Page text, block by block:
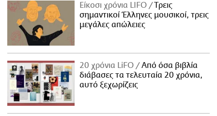
Είκοσι χρόνια LIFO
Tρεις
σημαντικοί Έλληνες μουσικοί, τρεις
μεγάλες απώλειες
20 χρόνια LiFO
Από όσα βιβλία
διάβασες τα τελευταία 20 χρόνια,
αυτό ξεχωρίζεις